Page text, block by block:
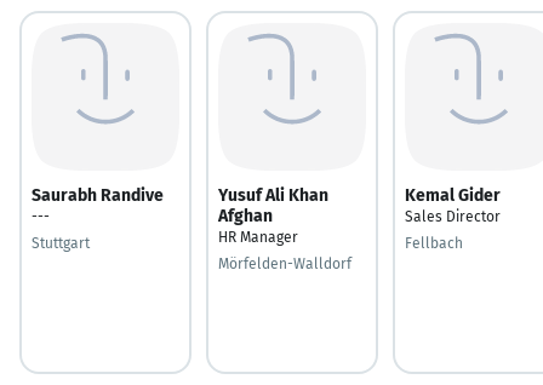
Saurabh Randive
---
Stuttgart
Yusuf Ali Khan
Afghan
HR Manager
Mörfelden-Walldorf
Kemal Gider
Sales Director
Fellbach